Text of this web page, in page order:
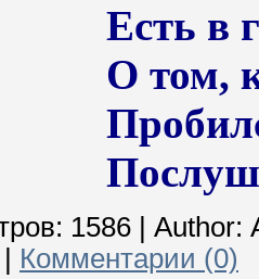
ее,
1586 Author:
Комментарии (0)